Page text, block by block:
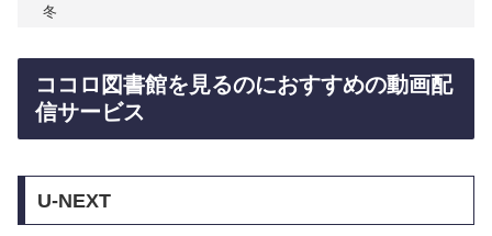
冬
ココロ図書館を見るのにおすすめの動画配
信サービス
U-NEXT